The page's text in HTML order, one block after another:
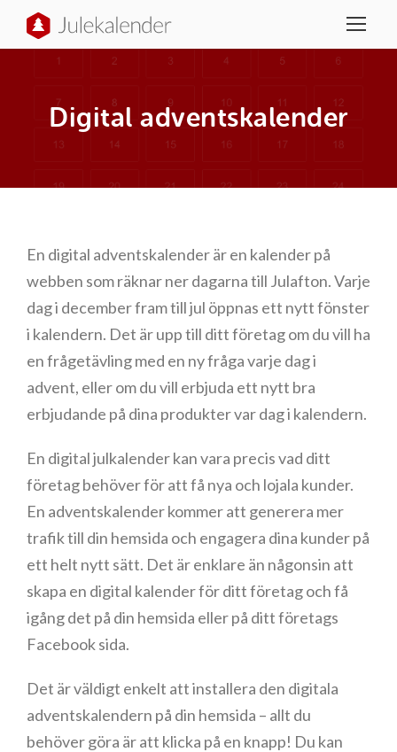
Digital adventskalender
En digital adventskalender är en kalender på
webben som räknar ner dagarna till Julafton. Varje
dag i december fram till jul öppnas ett nytt fönster
i kalendern. Det är upp till ditt företag om du vill ha
en frågetävling med en ny fråga varje dag i
advent, eller om du vill erbjuda ett nytt bra
erbjudande på dina produkter var dag i kalendern.
En digital julkalender kan vara precis vad ditt
företag behöver för att få nya och lojala kunder.
En adventskalender kommer att generera mer
trafik till din hemsida och engagera dina kunder på
ett helt nytt sätt. Det är enklare än någonsin att
skapa en digital kalender för ditt företag och få
igång det på din hemsida eller på ditt företags
Facebook sida.
Det är väldigt enkelt att installera den digitala
adventskalendern på din hemsida – allt du
behöver göra är att klicka på en knapp! Du kan